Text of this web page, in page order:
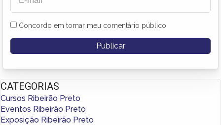
Concordo em tornar meu comentário público
CATEGORIAS
Cursos Ribeirão Preto
Eventos Ribeirão Preto
Exposição Ribeirão Preto